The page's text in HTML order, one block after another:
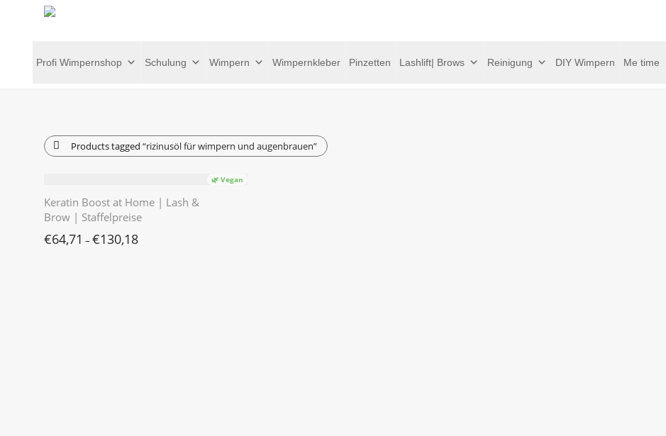
Profi Wimpernshop Schulung Wimpern Wimpernkleber Pinzetten Lashlift| Brows Reinigung DIY Wimpern Me time
Products tagged “rizinusöl für wimpern und augenbrauen”
🌿 Vegan
Keratin Boost at Home | Lash &
Brow | Staffelpreise
€64,71 – €130,18